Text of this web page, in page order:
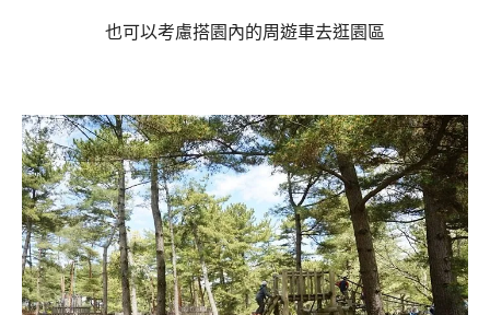
也可以考慮搭園內的周遊車去逛園區